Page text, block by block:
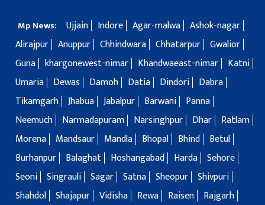
Mp News: Ujjain Indore Agar-malwa Ashok-nagar
Alirajpur Anuppur Chhindwara Chhatarpur Gwalior
Guna khargonewest-nimar Khandwaeast-nimar
Katni
Umaria
Dewas Damoh Datia Dindori
Dabra
Tikamgarh Jhabua Jabalpur Barwani
Panna
Neemuch
Narmadapuram Narsinghpur Dhar
Ratlam
Morena
Mandsaur Mandla Bhopal Bhind
Betul
Burhanpur
Balaghat Hoshangabad Harda Sehore
Seoni Singrauli Sagar Satna Sheopur Shivpuri
Shahdol Shajapur Vidisha Rewa Raisen
Rajgarh